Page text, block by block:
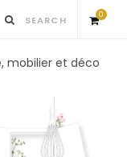
0
S
mobilier et déco